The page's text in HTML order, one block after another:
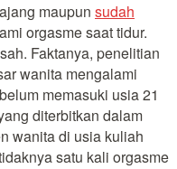
maupun sudah
orgasme saat tidur.
Faktanya, penelitian
wanita mengalami
memasuki usia 21
diterbitkan dalam
wanita di usia kuliah
satu kali orgasme